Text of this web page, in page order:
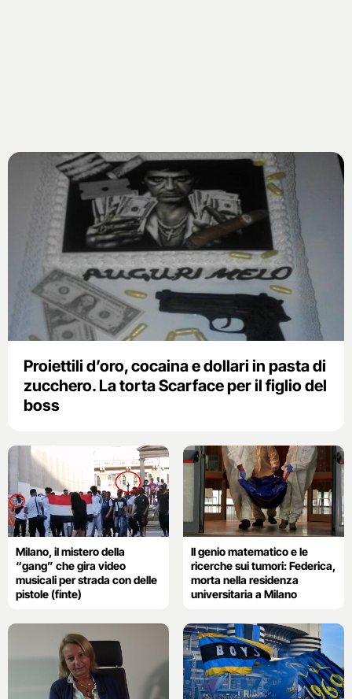
Proiettili d’oro, cocaina e dollari in pasta di
zucchero. La torta Scarface per il figlio del
boss
Milano, il mistero della
“gang” che gira video
musicali per strada con delle
pistole (finte)
Il genio matematico e le
ricerche sui tumori: Federica,
morta nella residenza
universitaria a Milano